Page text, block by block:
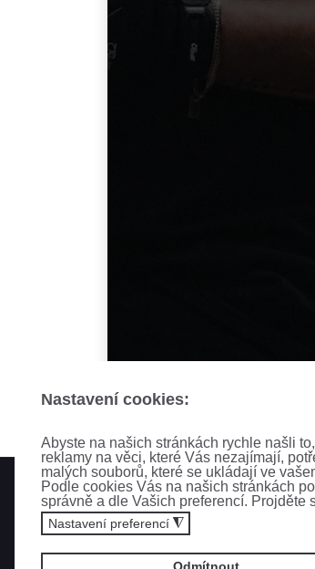
Nastavení cookies:
Abyste na našich stránkách rychle našli
reklamy na věci, které Vás nezajímají,
malých souborů, které se ukládají ve
Podle cookies Vás na našich stránkách
správně a dle Vašich preferencí. Projděte
Nastavení preferencí ◮